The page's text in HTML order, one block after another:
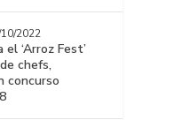
2022
‘Arroz Fest’
chefs,
concurso